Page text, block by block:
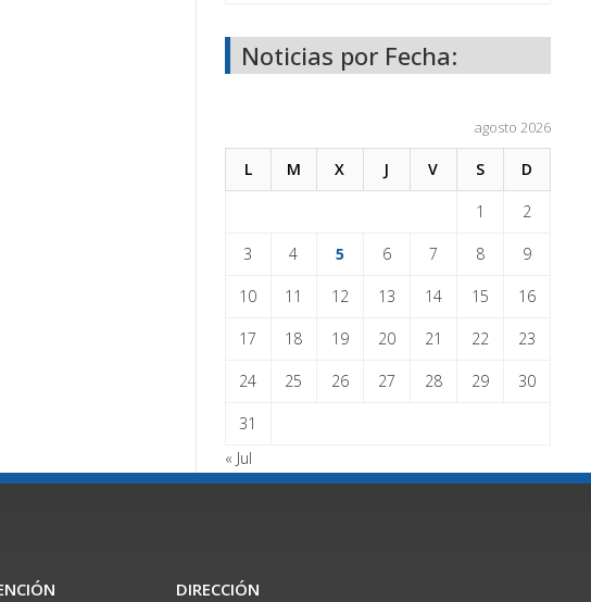
Noticias por Fecha:
agosto 2026
L M X J V S D
1 2
3 4 5 6 7 8 9
10 11 12 13 14 15 16
17 18 19 20 21 22 23
24 25 26 27 28 29 30
31
« Jul
DIRECCIÓN